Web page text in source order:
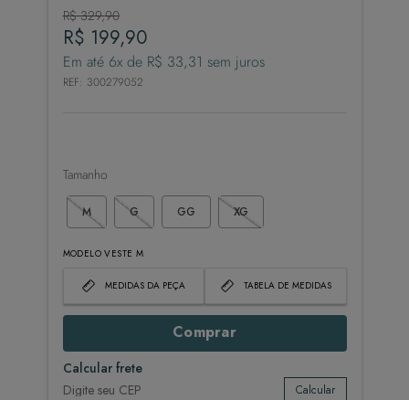
R$ 329,90
R$ 199,90
Em até 6x de R$ 33,31 sem juros
REF: 300279052
Tamanho
M G XG
GG
MODELO VESTE M
MEDIDAS DA PEÇA TABELA DE MEDIDAS
Comprar
Calcular frete
Calcular